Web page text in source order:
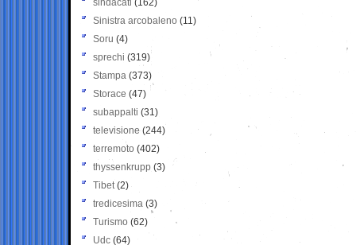
sindacati (162)
Sinistra arcobaleno (11)
Soru (4)
sprechi (319)
Stampa (373)
Storace (47)
subappalti (31)
televisione(244)
terremoto (402)
thyssenkrupp (3)
Tibet(2)
tredicesima (3)
Turismo (62)
Udc (64)